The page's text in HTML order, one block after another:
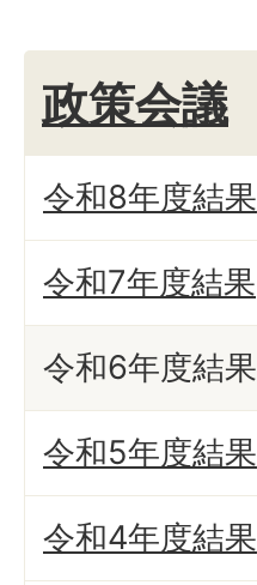
政策会議
令和8年度結果
令和7年度結果
令和6年度結果
令和5年度結果
令和4年度結果